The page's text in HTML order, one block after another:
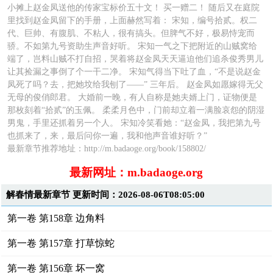
小摊上赵金凤送他的传家宝标价五十文！ 买一赠二！ 随后又在庭院
里找到赵金凤留下的手册，上面赫然写着： 宋知，编号拾贰。权二
代、巨帅、有腹肌、不粘人，很有搞头。但脾气不好，极易恃宠而
骄。不如第九号资助生声音好听。 宋知一气之下把附近的山贼窝给
端了，岂料山贼不打自招，哭着将赵金凤天天逼迫他们追杀俊秀男儿
让其捡漏之事倒了个一干二净。 宋知气得当下吐了血，“不是说赵金
凤死了吗？去，把她坟给我刨了——” 三年后。 赵金凤如愿嫁得无父
无母的俊俏郎君。 大婚前一晚，有人自称是她夫婿上门，证物便是
那枚刻着“拾贰”的玉佩。 柔柔月色中，门前却立着一满脸哀怨的阴湿
男鬼，手里还抓着另一个人。 宋知冷笑看她：“赵金凤，我把第九号
也抓来了，来，最后问你一遍，我和他声音谁好听？”
最新章节推荐地址：http://m.badaoge.org/book/158802/
最新网址：m.badaoge.org
解春情最新章节 更新时间：2026-08-06T08:05:00
第一卷 第158章 边角料
第一卷 第157章 打草惊蛇
第一卷 第156章 坏一窝